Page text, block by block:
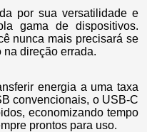
por sua versatilidade e
gama de dispositivos.
nunca mais precisará se
na direção errada.
energia a uma taxa
convencionais, o USB-C
economizando tempo
prontos para uso.